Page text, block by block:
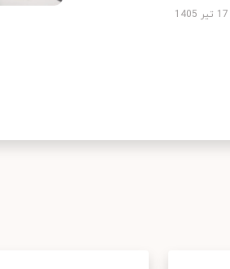
17 تیر 1405